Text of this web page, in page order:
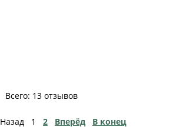
Всего: 13 отзывов
Назад 1 2 Вперёд В конец